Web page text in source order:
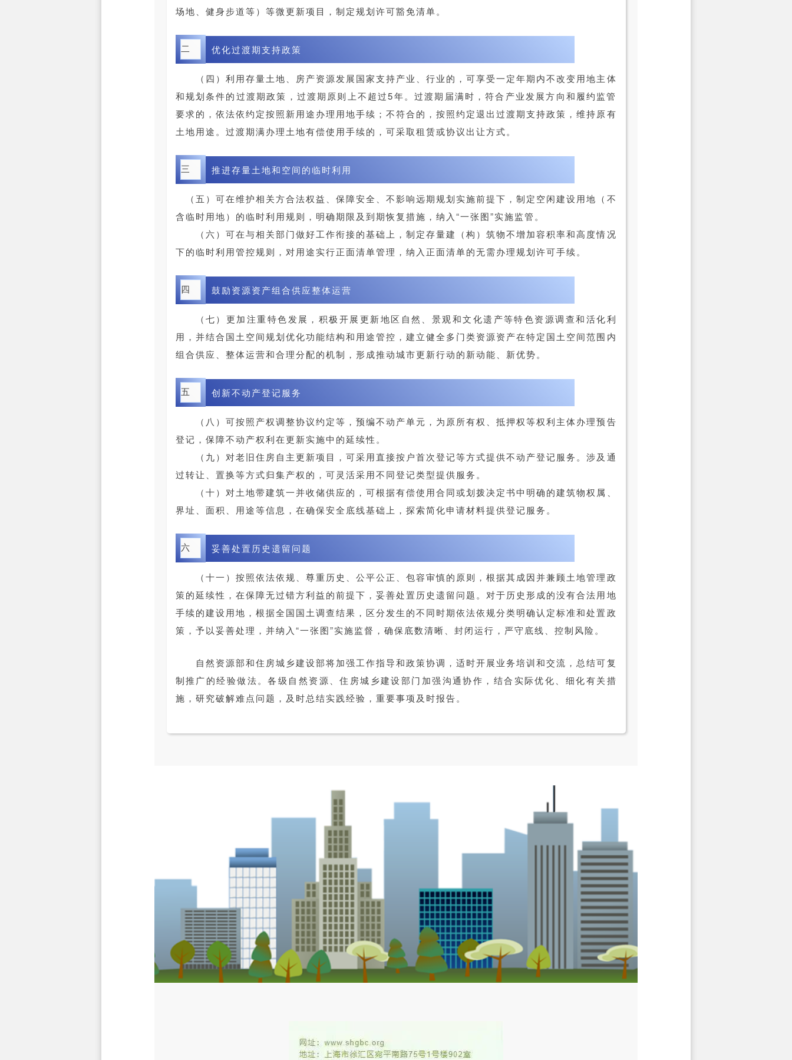
场地、健身步道等）等微更新项目，制定规划许可豁免清单。
二 优化过渡期支持政策
（四）利用存量土地、房产资源发展国家支持产业、行业的，可享受一定年期内不改变用地主体
和规划条件的过渡期政策，过渡期原则上不超过5年。过渡期届满时，符合产业发展方向和履约监管
要求的，依法依约定按照新用途办理用地手续；不符合的，按照约定退出过渡期支持政策，维持原有
土地用途。过渡期满办理土地有偿使用手续的，可采取租赁或协议出让方式。
三 推进存量土地和空间的临时利用
（五）可在维护相关方合法权益、保障安全、不影响远期规划实施前提下，制定空闲建设用地（不
含临时用地）的临时利用规则，明确期限及到期恢复措施，纳入“一张图”实施监管。
（六）可在与相关部门做好工作衔接的基础上，制定存量建（构）筑物不增加容积率和高度情况
下的临时利用管控规则，对用途实行正面清单管理，纳入正面清单的无需办理规划许可手续。
四 鼓励资源资产组合供应整体运营
（七）更加注重特色发展，积极开展更新地区自然、景观和文化遗产等特色资源调查和活化利
用，并结合国土空间规划优化功能结构和用途管控，建立健全多门类资源资产在特定国土空间范围内
组合供应、整体运营和合理分配的机制，形成推动城市更新行动的新动能、新优势。
五 创新不动产登记服务
（八）可按照产权调整协议约定等，预编不动产单元，为原所有权、抵押权等权利主体办理预告
登记，保障不动产权利在更新实施中的延续性。
（九）对老旧住房自主更新项目，可采用直接按户首次登记等方式提供不动产登记服务。涉及通
过转让、置换等方式归集产权的，可灵活采用不同登记类型提供服务。
（十）对土地带建筑一并收储供应的，可根据有偿使用合同或划拨决定书中明确的建筑物权属、
界址、面积、用途等信息，在确保安全底线基础上，探索简化申请材料提供登记服务。
六 妥善处置历史遗留问题
（十一）按照依法依规、尊重历史、公平公正、包容审慎的原则，根据其成因并兼顾土地管理政
策的延续性，在保障无过错方利益的前提下，妥善处置历史遗留问题。对于历史形成的没有合法用地
手续的建设用地，根据全国国土调查结果，区分发生的不同时期依法依规分类明确认定标准和处置政
策，予以妥善处理，并纳入“一张图”实施监督，确保底数清晰、封闭运行，严守底线、控制风险。
自然资源部和住房城乡建设部将加强工作指导和政策协调，适时开展业务培训和交流，总结可复
制推广的经验做法。各级自然资源、住房城乡建设部门加强沟通协作，结合实际优化、细化有关措
施，研究破解难点问题，及时总结实践经验，重要事项及时报告。